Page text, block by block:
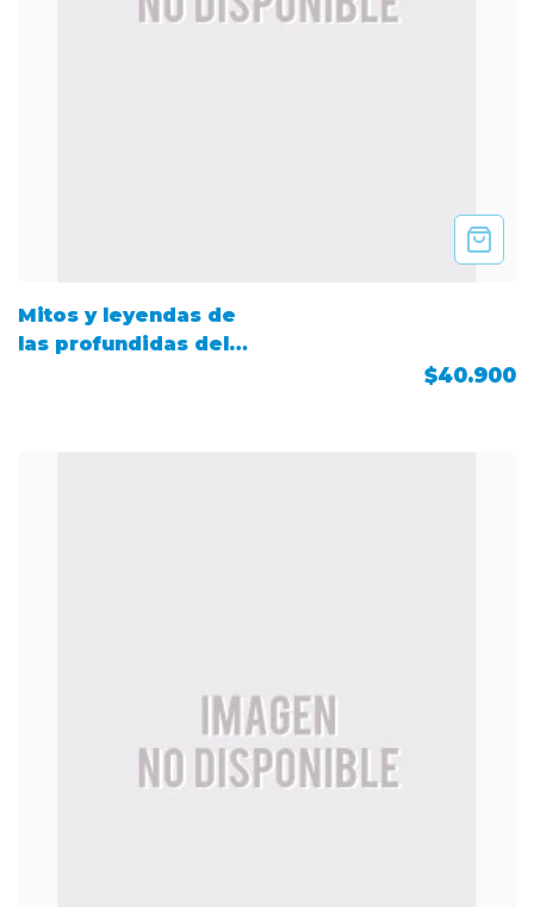
Mitos y leyendas de
las profundidas del
$40.900